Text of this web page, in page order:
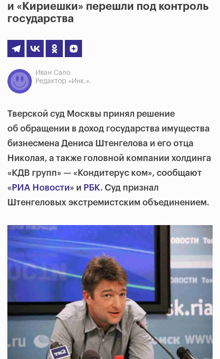
и «Кириешки» перешли под контроль
государства
Иван Сало
Редактор «Инк.».
Тверской суд Москвы принял решение
об обращении в доход государства имущества
бизнесмена Дениса Штенгелова и его отца
Николая, а также головной компании холдинга
«КДВ групп» — «Кондитерус ком», сообщают
« РИА Новости» и РБК. Суд признал
Штенгеловых экстремистским объединением.